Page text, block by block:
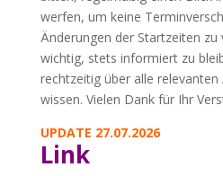
werfen, um keine
Änderungen der Startzeiten zu
wichtig, stets informiert zu
rechtzeitig über alle relevanten
wissen. Vielen Dank für Ihr
UPDATE 27.07.2026
Link